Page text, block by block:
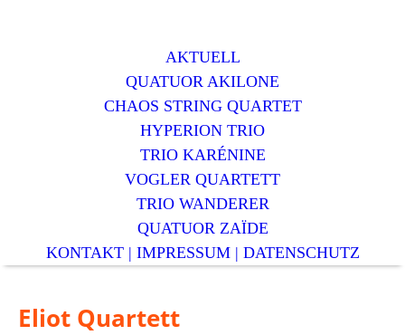
AKTUELL
QUATUOR AKILONE
CHAOS STRING QUARTET
HYPERION TRIO
TRIO KARÉNINE
VOGLER QUARTETT
TRIO WANDERER
QUATUOR ZAЇDE
KONTAKT | IMPRESSUM | DATENSCHUTZ
Eliot Quartett